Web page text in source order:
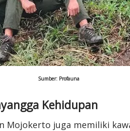
Sumber: Profauna
Kehidupan
Mojokerto juga memiliki